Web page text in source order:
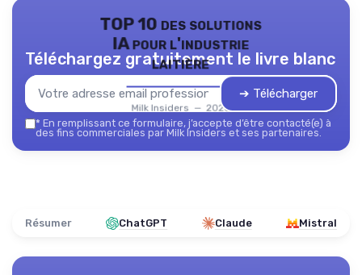
TOP 10 des solutions
IA pour l'industrie
laitière
Milk Insiders — 2026
Téléchargez gratuitement le livre blanc
➔ Télécharger
* En remplissant ce formulaire, j’accepte d’être contacté(e) à
des fins commerciales par Milk Insiders et ses partenaires.
Résumer ChatGPT Claude Mistral